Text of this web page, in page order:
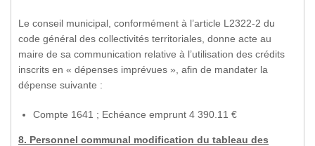
Le conseil municipal, conformément à l’article L2322-2 du
code général des collectivités territoriales, donne acte au
maire de sa communication relative à l’utilisation des crédits
inscrits en « dépenses imprévues », afin de mandater la
dépense suivante :
Compte 1641 ; Echéance emprunt 4 390.11 €
8. Personnel communal modification du tableau des